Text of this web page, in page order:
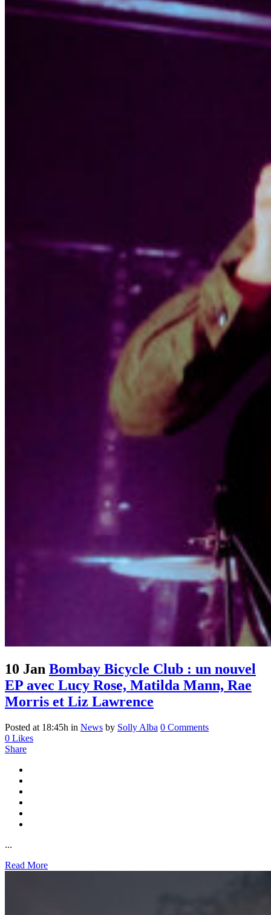
10 Jan Bombay Bicycle Club : un nouvel
EP avec Lucy Rose, Matilda Mann, Rae
Morris et Liz Lawrence
Posted at 18:45h in News by Solly Alba 0 Comments
0 Likes
Share
...
Read More